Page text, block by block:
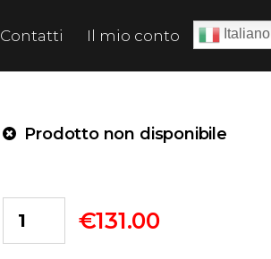
Contatti Il mio conto
Prodotto non disponibile
€131.00
Italiano